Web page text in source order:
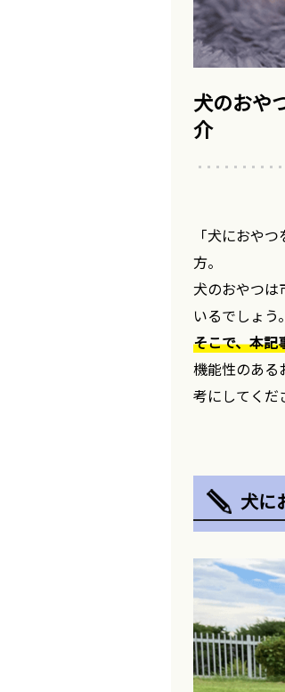
犬のおや
介
「犬におや
方。
犬のおやつは
いるでしょう。
そこで、本記
機能性のある
考にしてくだ
犬に